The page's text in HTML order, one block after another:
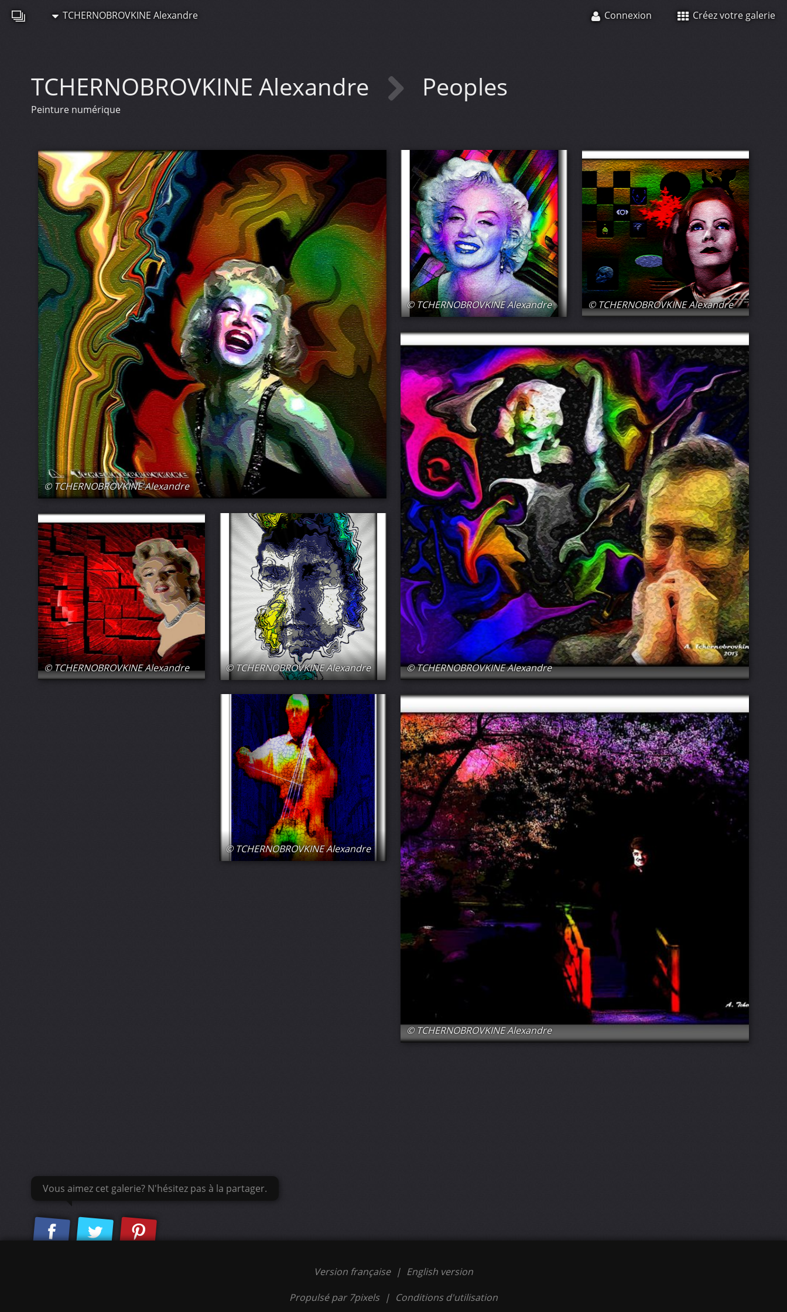
TCHERNOBROVKINE Alexandre Connexion Créez votre galerie
TCHERNOBROVKINE Alexandre Peoples
Peinture numérique
© TCHERNOBROVKINE Alexandre
© TCHERNOBROVKINE Alexandre © TCHERNOBROVKINE Alexandre
© TCHERNOBROVKINE Alexandre
© TCHERNOBROVKINE Alexandre © TCHERNOBROVKINE Alexandre
© TCHERNOBROVKINE Alexandre
© TCHERNOBROVKINE Alexandre
Vous aimez cet galerie? N'hésitez pas à la partager.
Version française | English version
Propulsé par 7pixels | Conditions d'utilisation